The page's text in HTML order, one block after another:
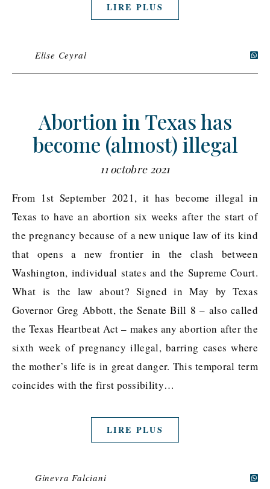
LIRE PLUS
Elise Ceyral
Abortion in Texas has
become (almost) illegal
11 octobre 2021
From 1st September 2021, it has become illegal in
Texas to have an abortion six weeks after the start of
the pregnancy because of a new unique law of its kind
that opens a new frontier in the clash between
Washington, individual states and the Supreme Court.
What is the law about? Signed in May by Texas
Governor Greg Abbott, the Senate Bill 8 – also called
the Texas Heartbeat Act – makes any abortion after the
sixth week of pregnancy illegal, barring cases where
the mother’s life is in great danger. This temporal term
coincides with the first possibility…
LIRE PLUS
Ginevra Falciani